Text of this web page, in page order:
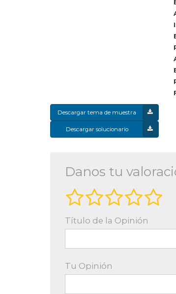
Descargar tema de muestra
Descargar solucionario
Danos tu
Título de la Opinión
Tu Opinión